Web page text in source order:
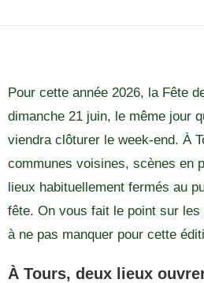
Pour cette année 2026, la Fête
dimanche 21 juin, le même jour
viendra clôturer le week-end. À
communes voisines, scènes en
lieux habituellement fermés au
fête. On vous fait le point sur
à ne pas manquer pour cette
À Tours, deux lieux